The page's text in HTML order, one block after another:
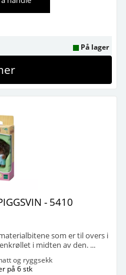
På lager
- 5410
som er til overs i
i midten av den. ...
og ryggsekk
på 6 stk